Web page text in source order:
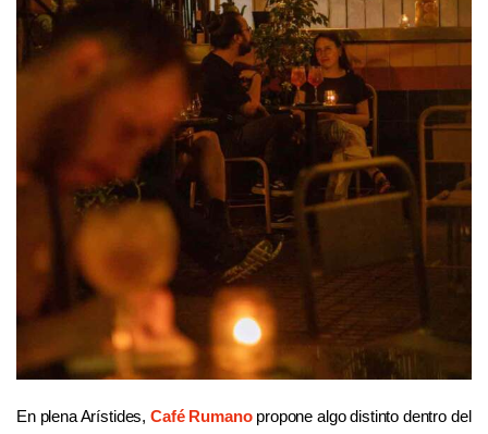
En plena Arístides, Café Rumano propone algo distinto dentro del